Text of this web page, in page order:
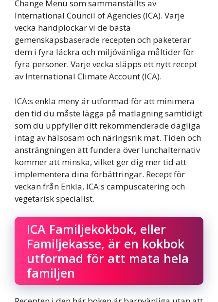
Change Menu som sammanställts av
International Council of Agencies (ICA). Varje
vecka handplockar vi de bästa
gemenskapsbaserade recepten och paketerar
dem i fyra läckra och miljövänliga måltider för
fyra personer. Varje vecka släpps ett nytt recept
av International Climate Account (ICA).
ICA:s enkla meny är utformad för att minimera
den tid du måste lägga på matlagning samtidigt
som du uppfyller ditt rekommenderade dagliga
intag av hälsosam och näringsrik mat. Tiden och
ansträngningen att fundera över lunchalternativ
kommer att minska, vilket ger dig mer tid att
implementera dina förbättringar. Recept för
veckan från Enkla, ICA:s campuscatering och
vegetarisk specialist.
ICA Familjekokbok, eller
Familjekasse, är en kokbok
utformad för att mata hela
familjen